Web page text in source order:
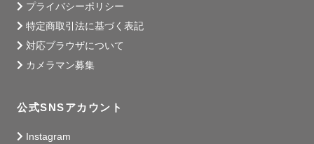
ィ・ファミリー・ポートレート（一人）の撮影をしてきま
した 。
⚪️子どもが大好きですぐに打ち解けるのが得意です !! 👶🏻
っております:))
プライバシーポリシー
特定商取引法に基づく表記
対応ブラウザについて
カメラマン募集
公式SNSアカウント
Instagram